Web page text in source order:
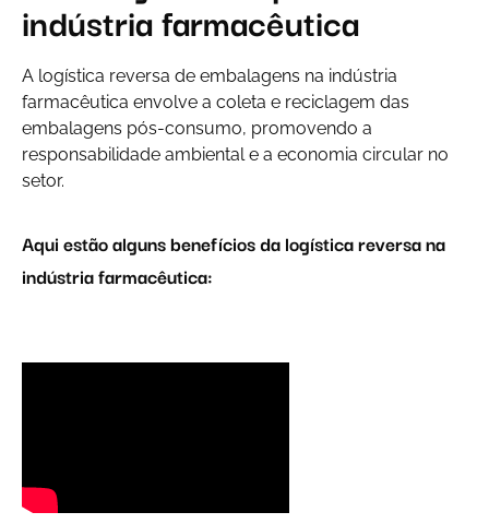
indústria farmacêutica
A logística reversa de embalagens na indústria
farmacêutica envolve a coleta e reciclagem das
embalagens pós-consumo, promovendo a
responsabilidade ambiental e a economia circular no
setor.
Aqui estão alguns benefícios da logística reversa na
indústria farmacêutica: